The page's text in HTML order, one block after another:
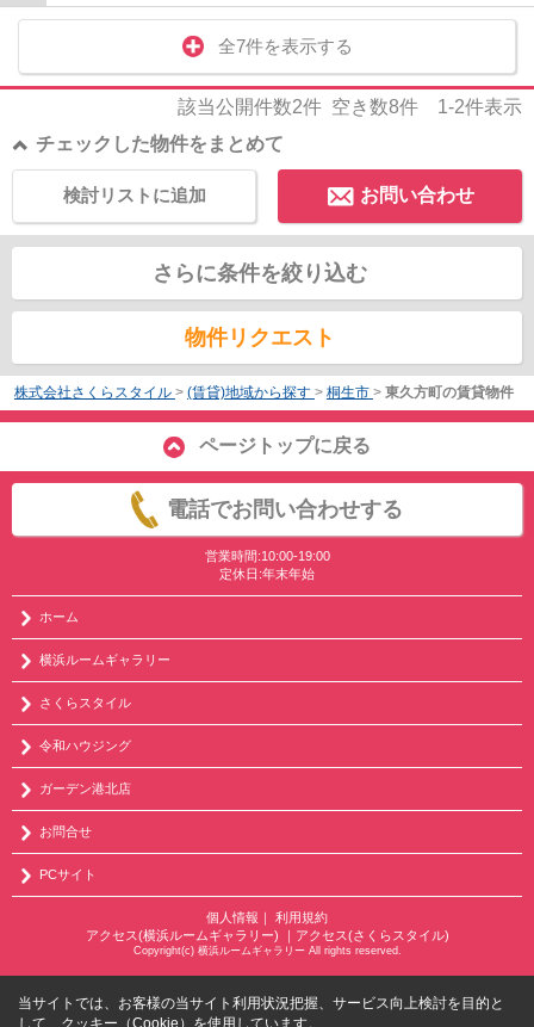
全7件を表示する
該当公開件数2件 空き数8件 1-2件表示
チェックした物件をまとめて
お問い合わせ
検討リストに追加
さらに条件を絞り込む
物件リクエスト
株式会社さくらスタイル > (賃貸)地域から探す > 桐生市 > 東久方町の賃貸物件
ページトップに戻る
電話でお問い合わせする
営業時間:10:00-19:00
定休日:年末年始
ホーム
横浜ルームギャラリー
さくらスタイル
令和ハウジング
ガーデン港北店
お問合せ
PCサイト
個人情報 ｜ 利用規約
アクセス(横浜ルームギャラリー) ｜ アクセス(さくらスタイル)
Copyright(c) 横浜ルームギャラリー All rights reserved.
当サイトでは、お客様の当サイト利用状況把握、サービス向上検討を目的と
して、クッキー（Cookie）を使用しています。